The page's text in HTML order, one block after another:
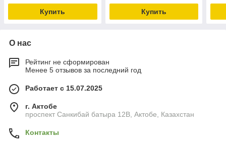
Купить Купить
О нас
Рейтинг не сформирован
Менее 5 отзывов за последний год
Работает с 15.07.2025
г. Актобе
проспект Санкибай батыра 12В, Актобе, Казахстан
Контакты